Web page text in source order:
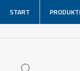
över
innehåll
START